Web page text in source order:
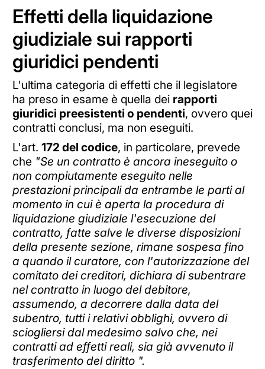
Effetti della liquidazione
giudiziale sui rapporti
giuridici pendenti
L'ultima categoria di effetti che il legislatore
ha preso in esame è quella dei rapporti
giuridici preesistenti o pendenti, ovvero quei
contratti conclusi, ma non eseguiti.
L'art. 172 del codice, in particolare, prevede
che "Se un contratto è ancora ineseguito o
non compiutamente eseguito nelle
prestazioni principali da entrambe le parti al
momento in cui è aperta la procedura di
liquidazione giudiziale l'esecuzione del
contratto, fatte salve le diverse disposizioni
della presente sezione, rimane sospesa fino
a quando il curatore, con l'autorizzazione del
comitato dei creditori, dichiara di subentrare
nel contratto in luogo del debitore,
assumendo, a decorrere dalla data del
subentro, tutti i relativi obblighi, ovvero di
sciogliersi dal medesimo salvo che, nei
contratti ad effetti reali, sia già avvenuto il
trasferimento del diritto ".